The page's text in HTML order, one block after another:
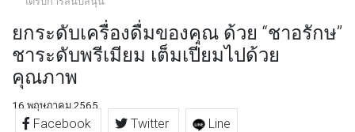
ยกระดับเครื่องดื่มของคุณ ด้วย “ชาอรักษ”
ชาระดับพรีเมียม เต็มเปี่ยมไปด้วย
คุณภาพ
16 พฤษภาคม 2565
Facebook Twitter Line